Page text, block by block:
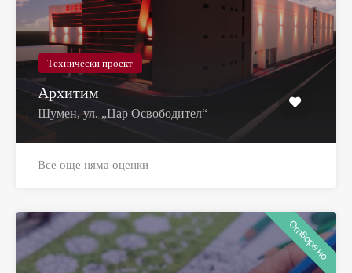
Технически проект
Архитим
Шумен, ул. „Цар Освободител“
Все още няма оценки
Отворено